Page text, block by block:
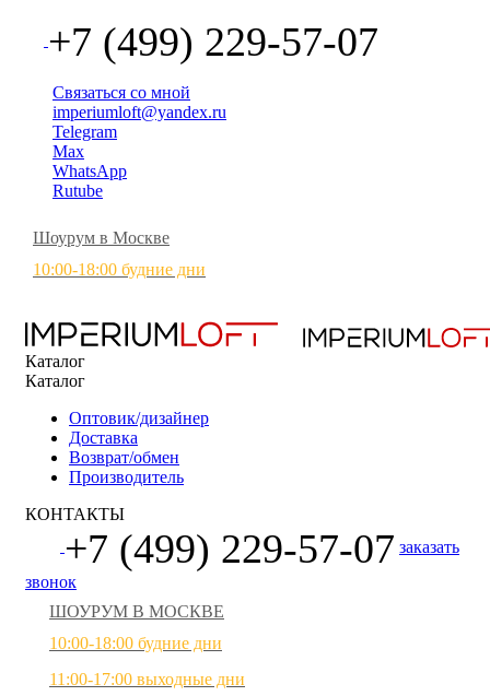
+7 (499) 229-57-07
Связаться со мной
imperiumloft@yandex.ru
Telegram
Max
WhatsApp
Rutube
Шоурум в Москве
10:00-18:00 будние дни
Каталог
Каталог
Оптовик/дизайнер
Доставка
Возврат/обмен
Производитель
КОНТАКТЫ
+7 (499) 229-57-07 заказать
звонок
ШОУРУМ В МОСКВЕ
10:00-18:00 будние дни
11:00-17:00 выходные дни